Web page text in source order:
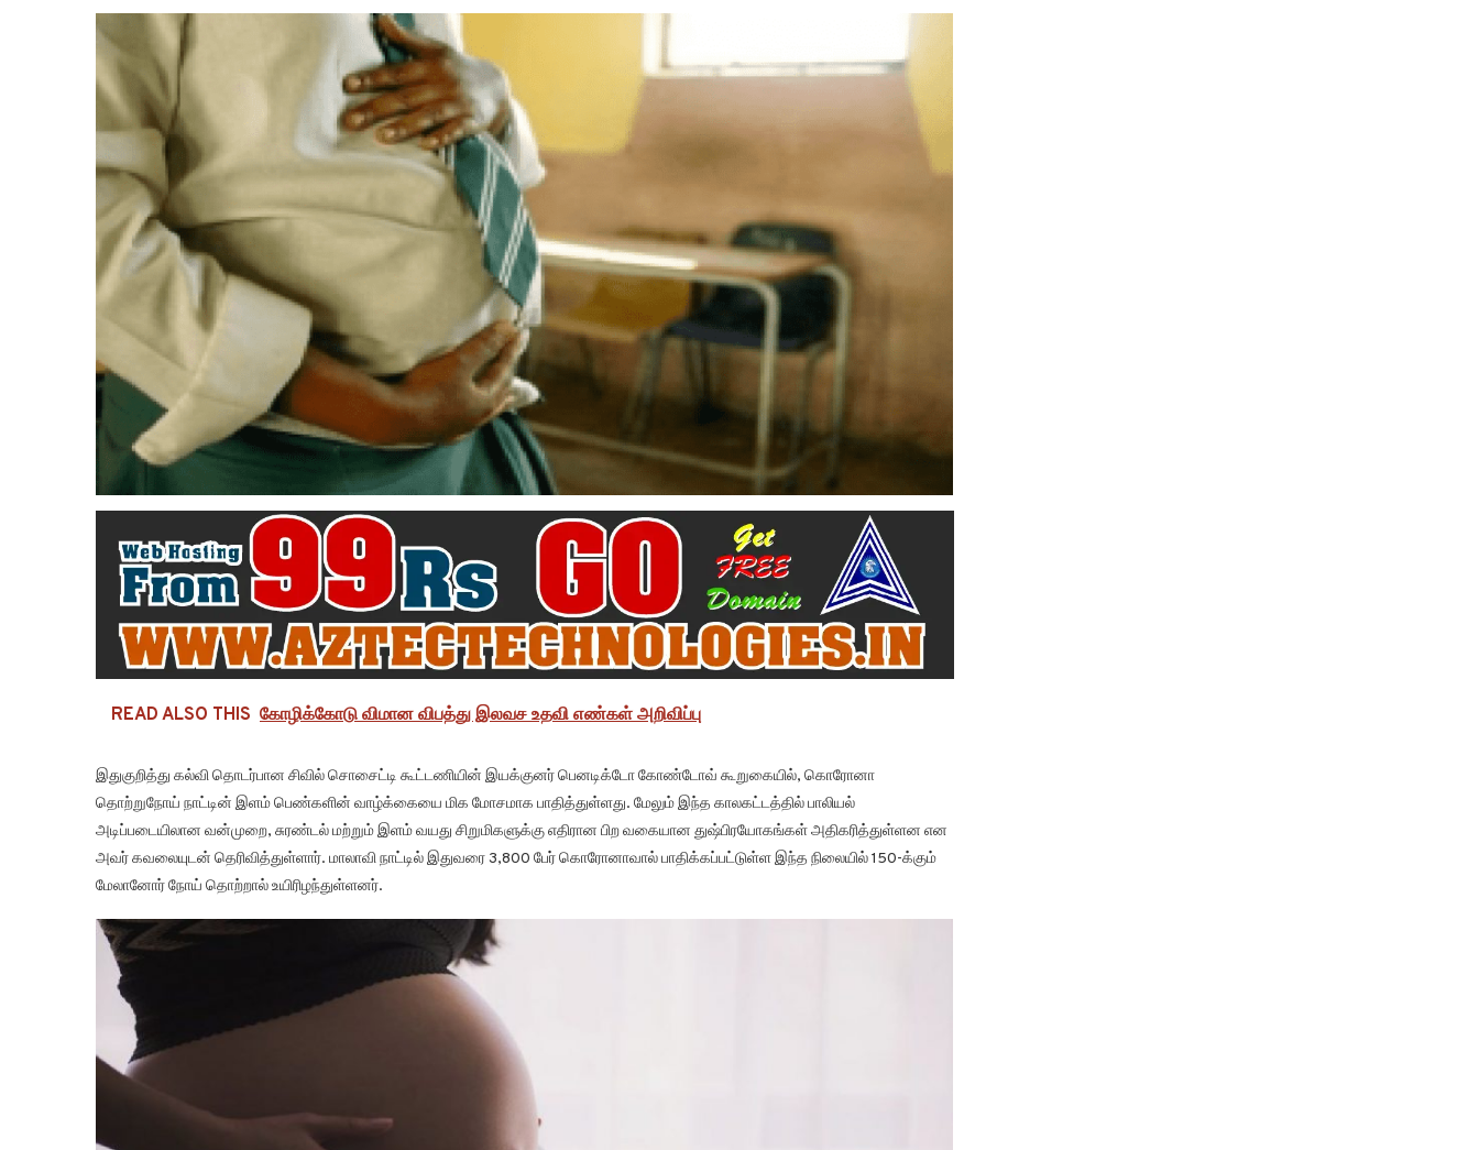
READ ALSO THIS கோழிக்கோடு விமான விபத்து இலவச உதவி எண்கள் அறிவிப்பு
இதுகுறித்து கல்வி தொடர்பான சிவில் சொசைட்டி கூட்டணியின் இயக்குனர் பெனடிக்டோ கோண்டோவ் கூறுகையில், கொரோனா
தொற்றுநோய் நாட்டின் இளம் பெண்களின் வாழ்க்கையை மிக மோசமாக பாதித்துள்ளது. மேலும் இந்த காலகட்டத்தில் பாலியல்
அடிப்படையிலான வன்முறை, சுரண்டல் மற்றும் இளம் வயது சிறுமிகளுக்கு எதிரான பிற வகையான துஷ்பிரயோகங்கள் அதிகரித்துள்ளன என
அவர் கவலையுடன் தெரிவித்துள்ளார். மாலாவி நாட்டில் இதுவரை 3,800 பேர் கொரோனாவால் பாதிக்கப்பட்டுள்ள இந்த நிலையில் 150-க்கும்
மேலானோர் நோய் தொற்றால் உயிரிழந்துள்ளனர்.